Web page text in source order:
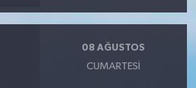
08 AĞUSTOS
CUMARTESI